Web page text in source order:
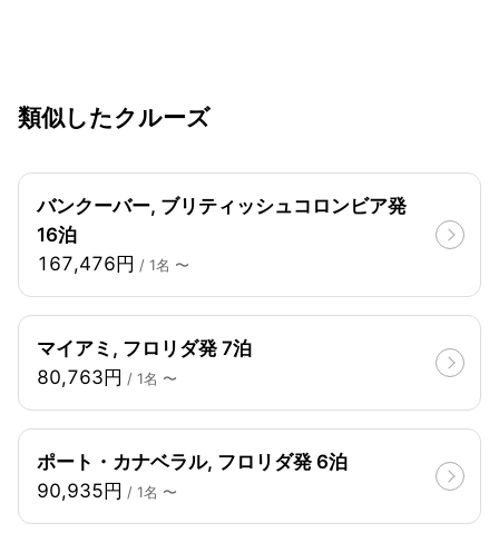
類似したクルーズ
バンクーバー, ブリティッシュコロンビア発
16泊
167,476円 / 1名 〜
マイアミ, フロリダ発 7泊
80,763円 / 1名 〜
ポート・カナベラル, フロリダ発 6泊
90,935円 / 1名 〜